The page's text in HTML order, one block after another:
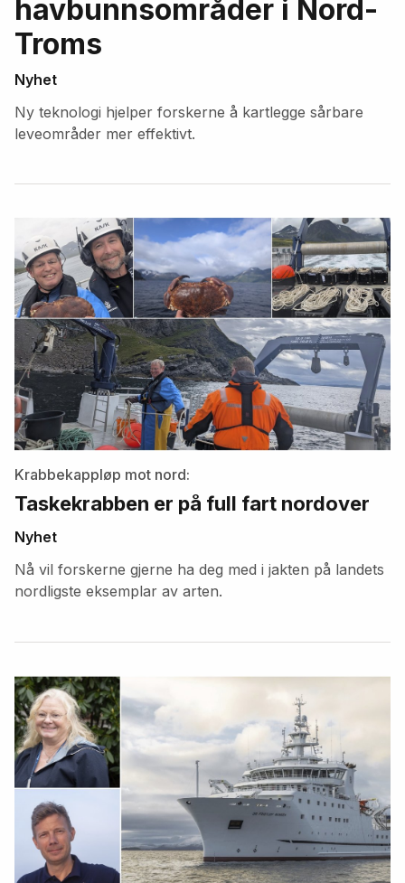
havbunnsområder i Nord-
Troms
Nyhet
Ny teknologi hjelper forskerne å kartlegge sårbare
leveområder mer effektivt.
Krabbekappløp mot nord:
Taskekrabben er på full fart nordover
Nyhet
Nå vil forskerne gjerne ha deg med i jakten på landets
nordligste eksemplar av arten.